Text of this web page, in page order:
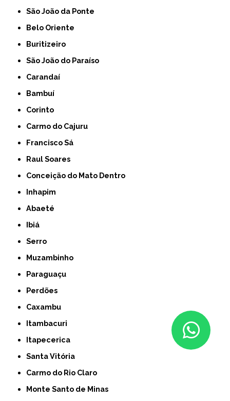
São João da Ponte
Belo Oriente
Buritizeiro
São João do Paraíso
Carandaí
Bambuí
Corinto
Carmo do Cajuru
Francisco Sá
Raul Soares
Conceição do Mato Dentro
Inhapim
Abaeté
Ibiá
Serro
Muzambinho
Paraguaçu
Perdões
Caxambu
Itambacuri
Itapecerica
Santa Vitória
Carmo do Rio Claro
Monte Santo de Minas